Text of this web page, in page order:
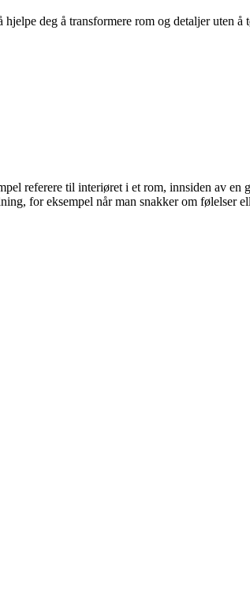
deg å transformere rom og detaljer uten å
referere til interiøret i et rom, innsiden av en
for eksempel når man snakker om følelser